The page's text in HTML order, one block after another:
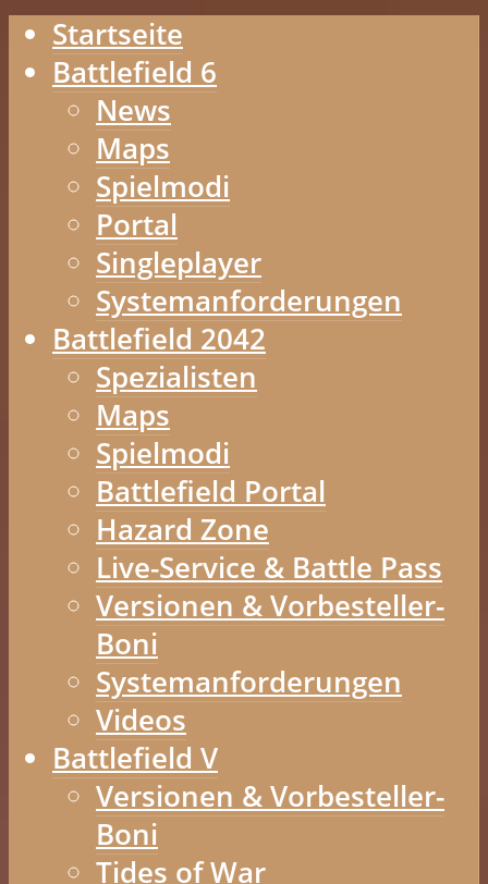
Startseite
Battlefield 6
News
Maps
Spielmodi
Portal
Singleplayer
Systemanforderungen
Battlefield 2042
Spezialisten
Maps
Spielmodi
Battlefield Portal
Hazard Zone
Live-Service & Battle Pass
Versionen & Vorbesteller-
Boni
Systemanforderungen
Videos
Battlefield V
Versionen & Vorbesteller-
Boni
Tides of War